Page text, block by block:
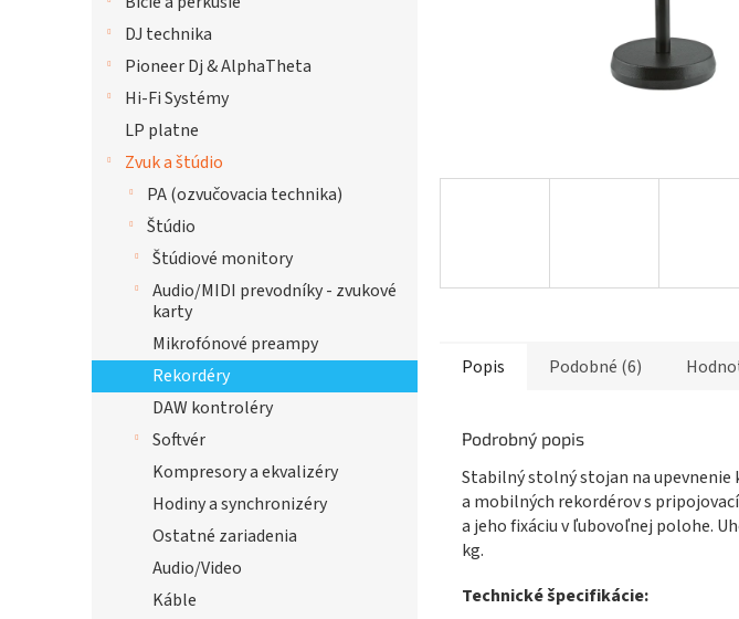
DJ technika
Pioneer Dj & AlphaTheta
Hi-Fi Systémy
LP platne
Zvuk a štúdio
PA (ozvučovacia technika)
Štúdio
Štúdiové monitory
Audio/MIDI prevodníky - zvukové
karty
Mikrofónové preampy
Rekordéry
DAW kontroléry
Softvér
Kompresory a ekvalizéry
Hodiny a synchronizéry
Ostatné zariadenia
Audio/Video
Káble
Popis Podobné (6)
Podrobný popis
Stabilný stolný stojan na
a mobilných rekordérov s
a jeho fixáciu v ľubovoľnej polohe.
kg.
Technické špecifikácie: